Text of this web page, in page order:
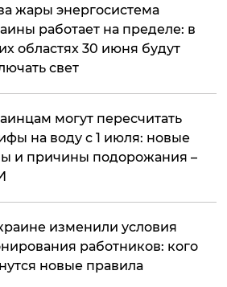
жары энергосистема
работает на пределе: в
областях 30 июня будут
свет
могут пересчитать
на воду с 1 июля: новые
и причины подорожания –
изменили условия
работников: кого
новые правила